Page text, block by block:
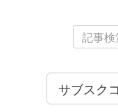
サブスク